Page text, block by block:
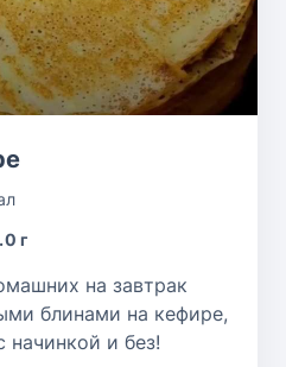
г
на завтрак
блинами на кефире,
и без!